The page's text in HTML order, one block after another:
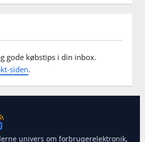
gode købstips i din inbox.
siden.
univers om forbrugerelektronik,